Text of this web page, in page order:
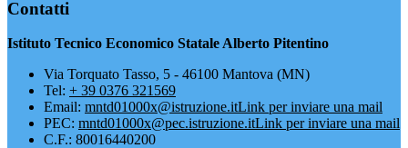
Contatti
Istituto Tecnico Economico Statale Alberto Pitentino
Via Torquato Tasso, 5 - 46100 Mantova (MN)
Tel: + 39 0376 321569
Email: mntd01000x@istruzione.itLink per inviare una mail
PEC: mntd01000x@pec.istruzione.itLink per inviare una mail
C.F.: 80016440200